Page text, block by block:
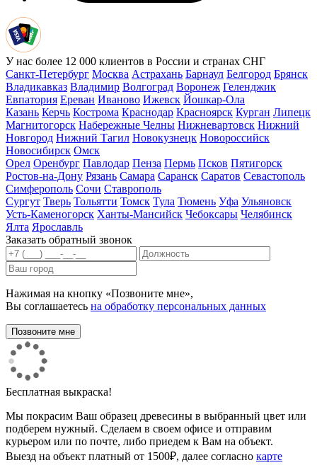
У нас более 12 000 клиентов в России и странах СНГ
Санкт-Петербург Москва Астрахань Барнаул Белгород Брянск
Владикавказ Владимир Волгоград Воронеж Геленджик
Евпатория Ереван Иваново Ижевск Йошкар-Ола
Казань Керчь Кострома Краснодар Красноярск Курган Липецк
Магнитогорск Набережные Челны Нижневартовск Нижний
Новгород Нижний Тагил Новокузнецк Новороссийск
Новосибирск Омск
Орел Оренбург Павлодар Пенза Пермь Псков Пятигорск
Ростов-на-Дону Рязань Самара Саранск Саратов Севастополь
Симферополь Сочи Ставрополь
Сургут Тверь Тольятти Томск Тула Тюмень Уфа Ульяновск
Усть-Каменогорск Ханты-Мансийск Чебоксары Челябинск
Ялта Ярославль
Заказать обратный звонок
Нажимая на кнопку «Позвоните мне»,
Вы соглашаетесь на обработку персональных данных
Бесплатная выкраска!
Мы покрасим Ваш образец древесины в выбранный цвет или
подберем нужный. Сделаем в своем офисе и отправим
курьером или по почте, либо приедем к Вам на объект.
Выезд на объект платный от 1500₽, далее согласно карте